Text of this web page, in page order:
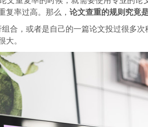
复率过高。那么， 论文查重的规则究竟
合，或者是自己的一篇论文投过很多
大。